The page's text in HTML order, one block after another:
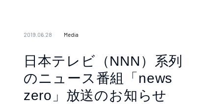
2019.06.28 Media
日本テレビ（NNN）系列
のニュース番組「news
zero」放送のお知らせ